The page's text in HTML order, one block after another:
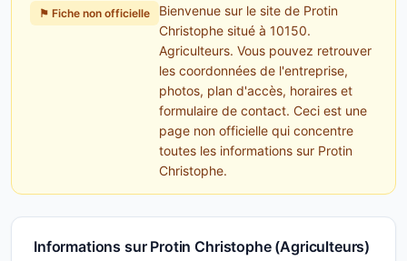
⚑ Fiche non officielle
Bienvenue sur le site de Protin
Christophe situé à 10150.
Agriculteurs. Vous pouvez retrouver
les coordonnées de l'entreprise,
photos, plan d'accès, horaires et
formulaire de contact. Ceci est une
page non officielle qui concentre
toutes les informations sur Protin
Christophe.
Informations sur Protin Christophe (Agriculteurs)